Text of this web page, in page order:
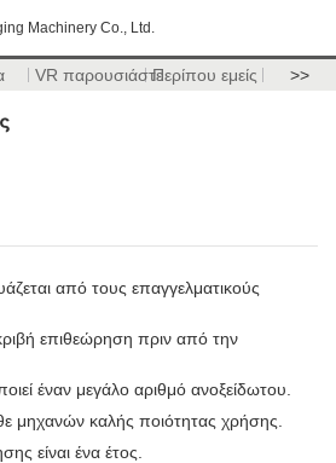
Machinery Co., Ltd.
VR παρουσιάστεΠερίπου εμείς >>
από τους επαγγελματικούς
επιθεώρηση πριν από την
έναν μεγάλο αριθμό ανοξείδωτου.
μηχανών καλής ποιότητας χρήσης.
είναι ένα έτος.